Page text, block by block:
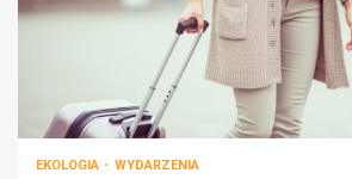
EKOLOGIA WYDARZENIA